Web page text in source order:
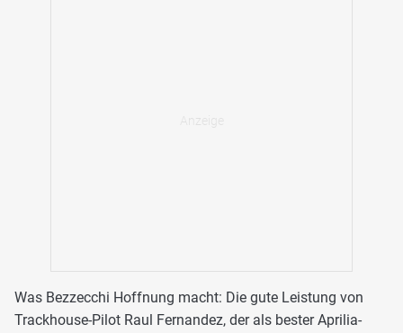
Was Bezzecchi Hoffnung macht: Die gute Leistung von
Trackhouse-Pilot Raul Fernandez, der als bester Aprilia-